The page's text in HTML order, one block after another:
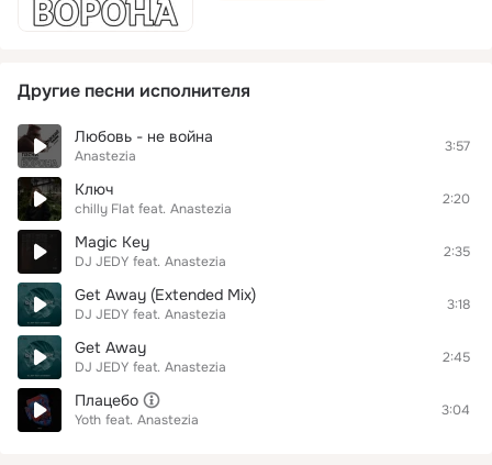
Другие песни исполнителя
Любовь - не война
Anastezia
3:57
Ключ
chilly Flat feat. Anastezia
2:20
Magic Key
DJ JEDY feat. Anastezia
2:35
Get Away (Extended Mix)
DJ JEDY feat. Anastezia
3:18
Get Away
DJ JEDY feat. Anastezia
2:45
Плацебо
Yoth feat. Anastezia
3:04